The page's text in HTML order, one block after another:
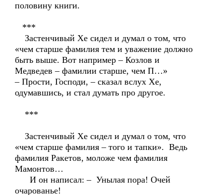
половину книги.
***
Застенчивый Хе сидел и думал о том, что
«чем старше фамилия тем и уважение должно
быть выше. Вот например – Козлов и
Медведев – фамилии старше, чем П…»
– Прости, Господи, – сказал вслух Хе,
одумавшись, и стал думать про другое.
***
Застенчивый Хе сидел и думал о том, что
«чем старше фамилия – того и тапки». Ведь
фамилия Ракетов, моложе чем фамилия
Мамонтов…
И он написал: – Унылая пора! Очей
очарованье!